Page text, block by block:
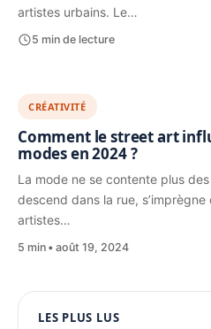
artistes urbains. Le…
5 min de lecture
CRÉATIVITÉ
Comment le street art
modes en 2024 ?
La mode ne se contente plus
descend dans la rue, s’imprègne
artistes…
5 min août 19, 2024
PUBLICITÉ
LES PLUS LUS